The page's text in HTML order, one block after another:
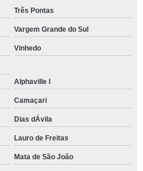
Três Pontas
Vargem Grande do Sul
Vinhedo
Alphaville I
Camaçari
Dias dÁvila
Lauro de Freitas
Mata de São João